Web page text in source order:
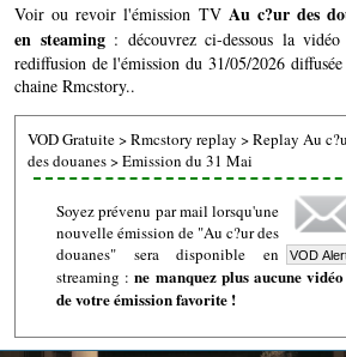
Voir ou revoir l'émission TV Au c?ur des
en steaming: découvrez ci-dessous la
rediffusion de l'émission du 31/05/2026
chaine Rmcstory..
VOD Gratuite>Rmcstory replay >Replay Au
des douanes>Emission du 31 Mai
Soyez prévenu par mail lorsqu'une
nouvelle émission de "Au c?ur des
douanes" sera disponible en
streaming :ne manquez plus aucune vidéo
de votre émission favorite !